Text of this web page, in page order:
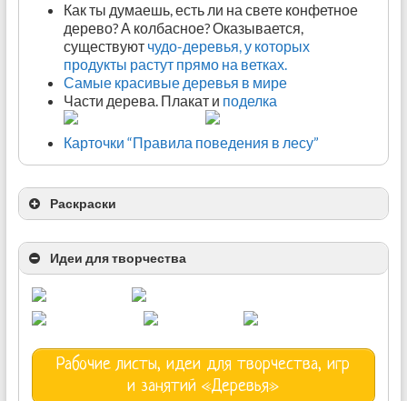
Как ты думаешь, есть ли на свете конфетное
дерево? А колбасное? Оказывается,
существуют чудо-деревья, у которых
продукты растут прямо на ветках.
Самые красивые деревья в мире
Части дерева. Плакат и поделка
Карточки “Правила поведения в лесу”
Раскраски
Раскраски “Листья”
Раскраска “Лесное богатство”
Детские раскраски с примерами
Идеи для творчества
Рабочие листы, идеи для творчества, игр
и занятий «Деревья»